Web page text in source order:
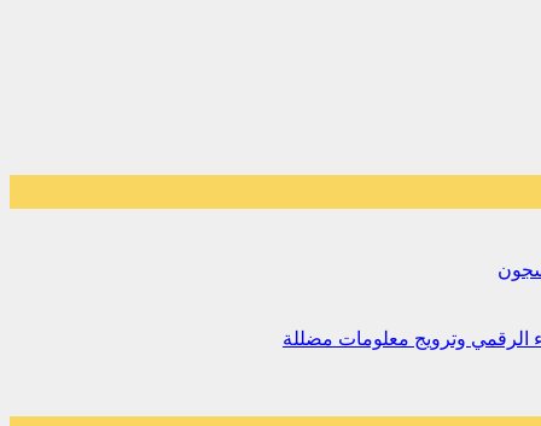
الرقمي وترويج معلومات مضللة